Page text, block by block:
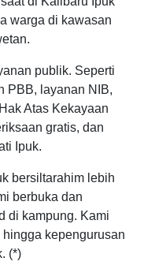
warga di kawasan
publik. Seperti
PBB, layanan NIB,
Atas Kekayaan
gratis, dan
Ipuk.
bersiltarahim lebih
berbuka dan
di kampung. Kami
kepengurusan
(*)